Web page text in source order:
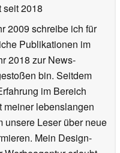
seit 2018
2009 schreibe ich für
Publikationen im
2018 zur News-
bin. Seitdem
im Bereich
meiner lebenslangen
unsere Leser über neue
Mein Design-